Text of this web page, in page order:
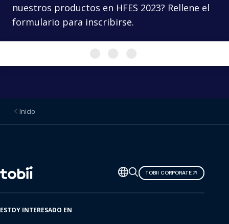
nuestros productos en HFES 2023? Rellene el
formulario para inscribirse.
Inicio
Cambiar
de
idioma
TOBII CORPORATE
ESTOY INTERESADO EN